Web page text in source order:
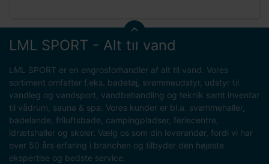
LML SPORT - Alt til vand
LML SPORT er en engrosforhandler af alt til vand. Vores
sortiment omfatter f.eks. badetøj, svømmeudstyr, udstyr til
vandleg og vandsport, vandbehandling og teknik samt inventar
til vådrum, sauna & spa. Vores kunder er bl.a. svømmehaller,
badelande, friluftsbade, campingpladser, feriecentre,
idrætshaller og skoler. Vælg os som din leverandør, fordi vi har
over 50 års erfaring i branchen og tilbyder den højeste
ekspertise og bedste service.